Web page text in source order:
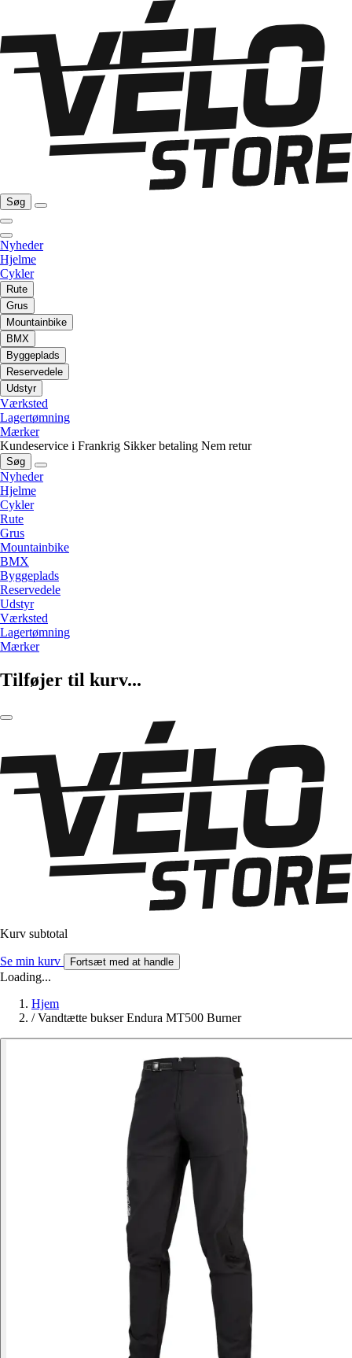
Søg
Nyheder
Hjelme
Cykler
Rute
Grus
Mountainbike
BMX
Byggeplads
Reservedele
Udstyr
Værksted
Lagertømning
Mærker
Kundeservice i Frankrig Sikker betaling Nem retur
Søg
Nyheder
Hjelme
Cykler
Rute
Grus
Mountainbike
BMX
Byggeplads
Reservedele
Udstyr
Værksted
Lagertømning
Mærker
Tilføjer til kurv...
Kurv subtotal
Se min kurv Fortsæt med at handle
Loading...
Hjem
/ Vandtætte bukser Endura MT500 Burner